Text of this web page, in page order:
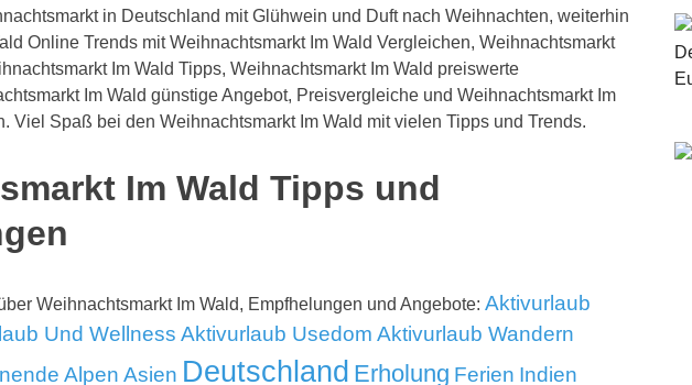
in Deutschland mit Glühwein und Duft nach Weihnachten, weiterhin
Online Trends mit Weihnachtsmarkt Im Wald Vergleichen, Weihnachtsmarkt
Im Wald Tipps, Weihnachtsmarkt Im Wald preiswerte
Im Wald günstige Angebot, Preisvergleiche und Weihnachtsmarkt Im
Viel Spaß bei den Weihnachtsmarkt Im Wald mit vielen Tipps und Trends.
Im Wald Tipps und
Weihnachtsmarkt Im Wald, Empfhelungen und Angebote: Aktivurlaub
Und Wellness Aktivurlaub Usedom Aktivurlaub Wandern
Alpen Asien Deutschland Erholung Ferien Indien